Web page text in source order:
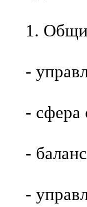
1.
-
- сфера
-
-